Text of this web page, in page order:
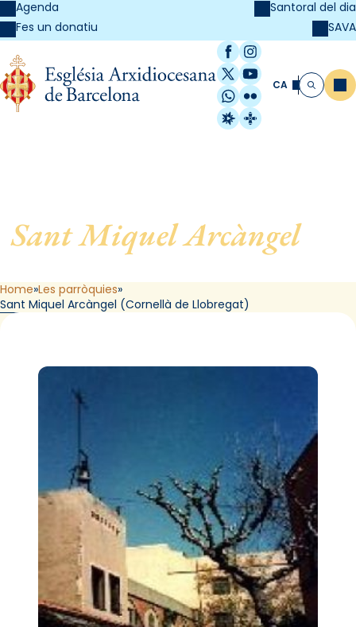
Agenda
Fes un donatiu
Santoral del dia
SAVA
Facebook
Instagram
X / Twitter
YouTube
WhatsApp
Flickr
Radio Estel
Catalunya
CA Cerca
Sant Miquel Arcàngel, de
Cornellà de Llobregat
Home Les parròquies
Sant Miquel Arcàngel (Cornellà de Llobregat)